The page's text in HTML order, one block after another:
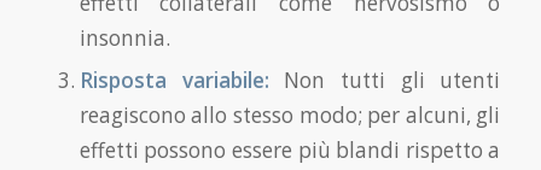
insonnia.
Risposta variabile: Non tutti gli utenti
reagiscono allo stesso modo; per alcuni, gli
effetti possono essere più blandi rispetto a